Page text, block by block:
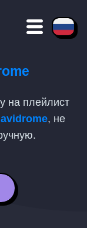
на плейлист
, не